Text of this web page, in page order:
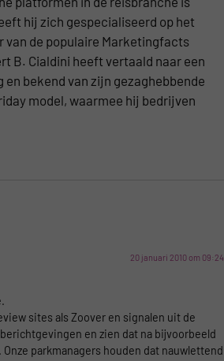
hij zich gespecialiseerd op het
van de populaire Marketingfacts
B. Cialdini heeft vertaald naar een
bekend van zijn gezaghebbende
model, waarmee hij bedrijven
20 januari 2010 om 09:24
sites als Zoover en signalen uit de
en zien dat na bijvoorbeeld
parkmanagers houden dat nauwlettend